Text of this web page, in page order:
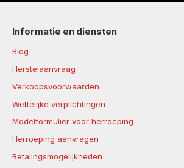
Informatie en diensten
Blog
Herstelaanvraag
Verkoopsvoorwaarden
Wettelijke verplichtingen
Modelformulier voor herroeping
Herroeping aanvragen
Betalingsmogelijkheden